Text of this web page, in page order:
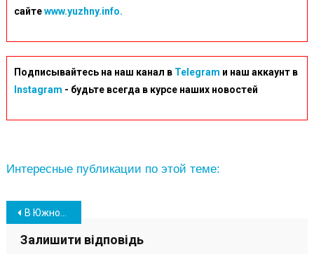
сайтеwww.yuzhny.info.
Подписывайтесь на наш канал в Telegram и наш аккаунт в
Instagram - будьте всегда в курсе наших новостей
Интересные публикации по этой теме:
Навігація
записів
В Южном возьмутся за реставрацию объектов культурного наследия ОТГ
Залишити відповідь